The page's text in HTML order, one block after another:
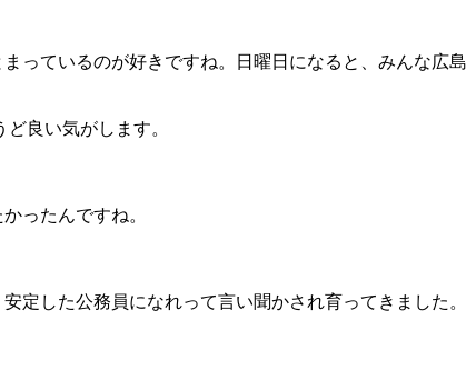
っているのが好きですね。日曜日になると、みんな広島
良い気がします。
ったんですね。
した公務員になれって言い聞かされ育ってきました。